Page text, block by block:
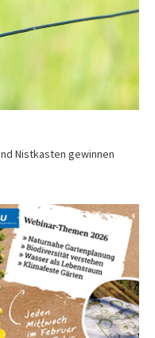
Nistkasten gewinnen